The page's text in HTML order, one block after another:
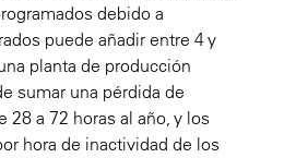
debido a
puede añadir entre 4 y
planta de producción
sumar una pérdida de
28 a 72 horas al año, y los
hora de inactividad de los